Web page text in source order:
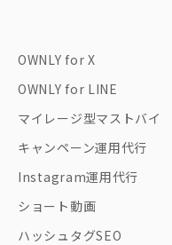
OWNLY for X
OWNLY for LINE
マイレージ型マストバイ
キャンペーン運用代行
Instagram運用代行
ショート動画
ハッシュタグSEO